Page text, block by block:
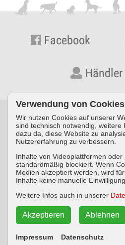
Facebook
© KYNOS VERLAG Dr. Dieter Fleig
3 · D-54552 Nerdlen/Daun ·
Impressum
Vertrag
Verwendung von Cookies
Wir nutzen Cookies auf unserer
sind technisch notwendig, weitere
dazu da, diese Website zu
Nutzererfahrung zu verbessern.
Inhalte von Videoplattformen
standardmäßig blockiert. Wenn
Medien akzeptiert werden, wird
Inhalte keine manuelle
Weitere Infos auch in unserer
Impressum Datenschutz
Ablehnen
Akzeptieren